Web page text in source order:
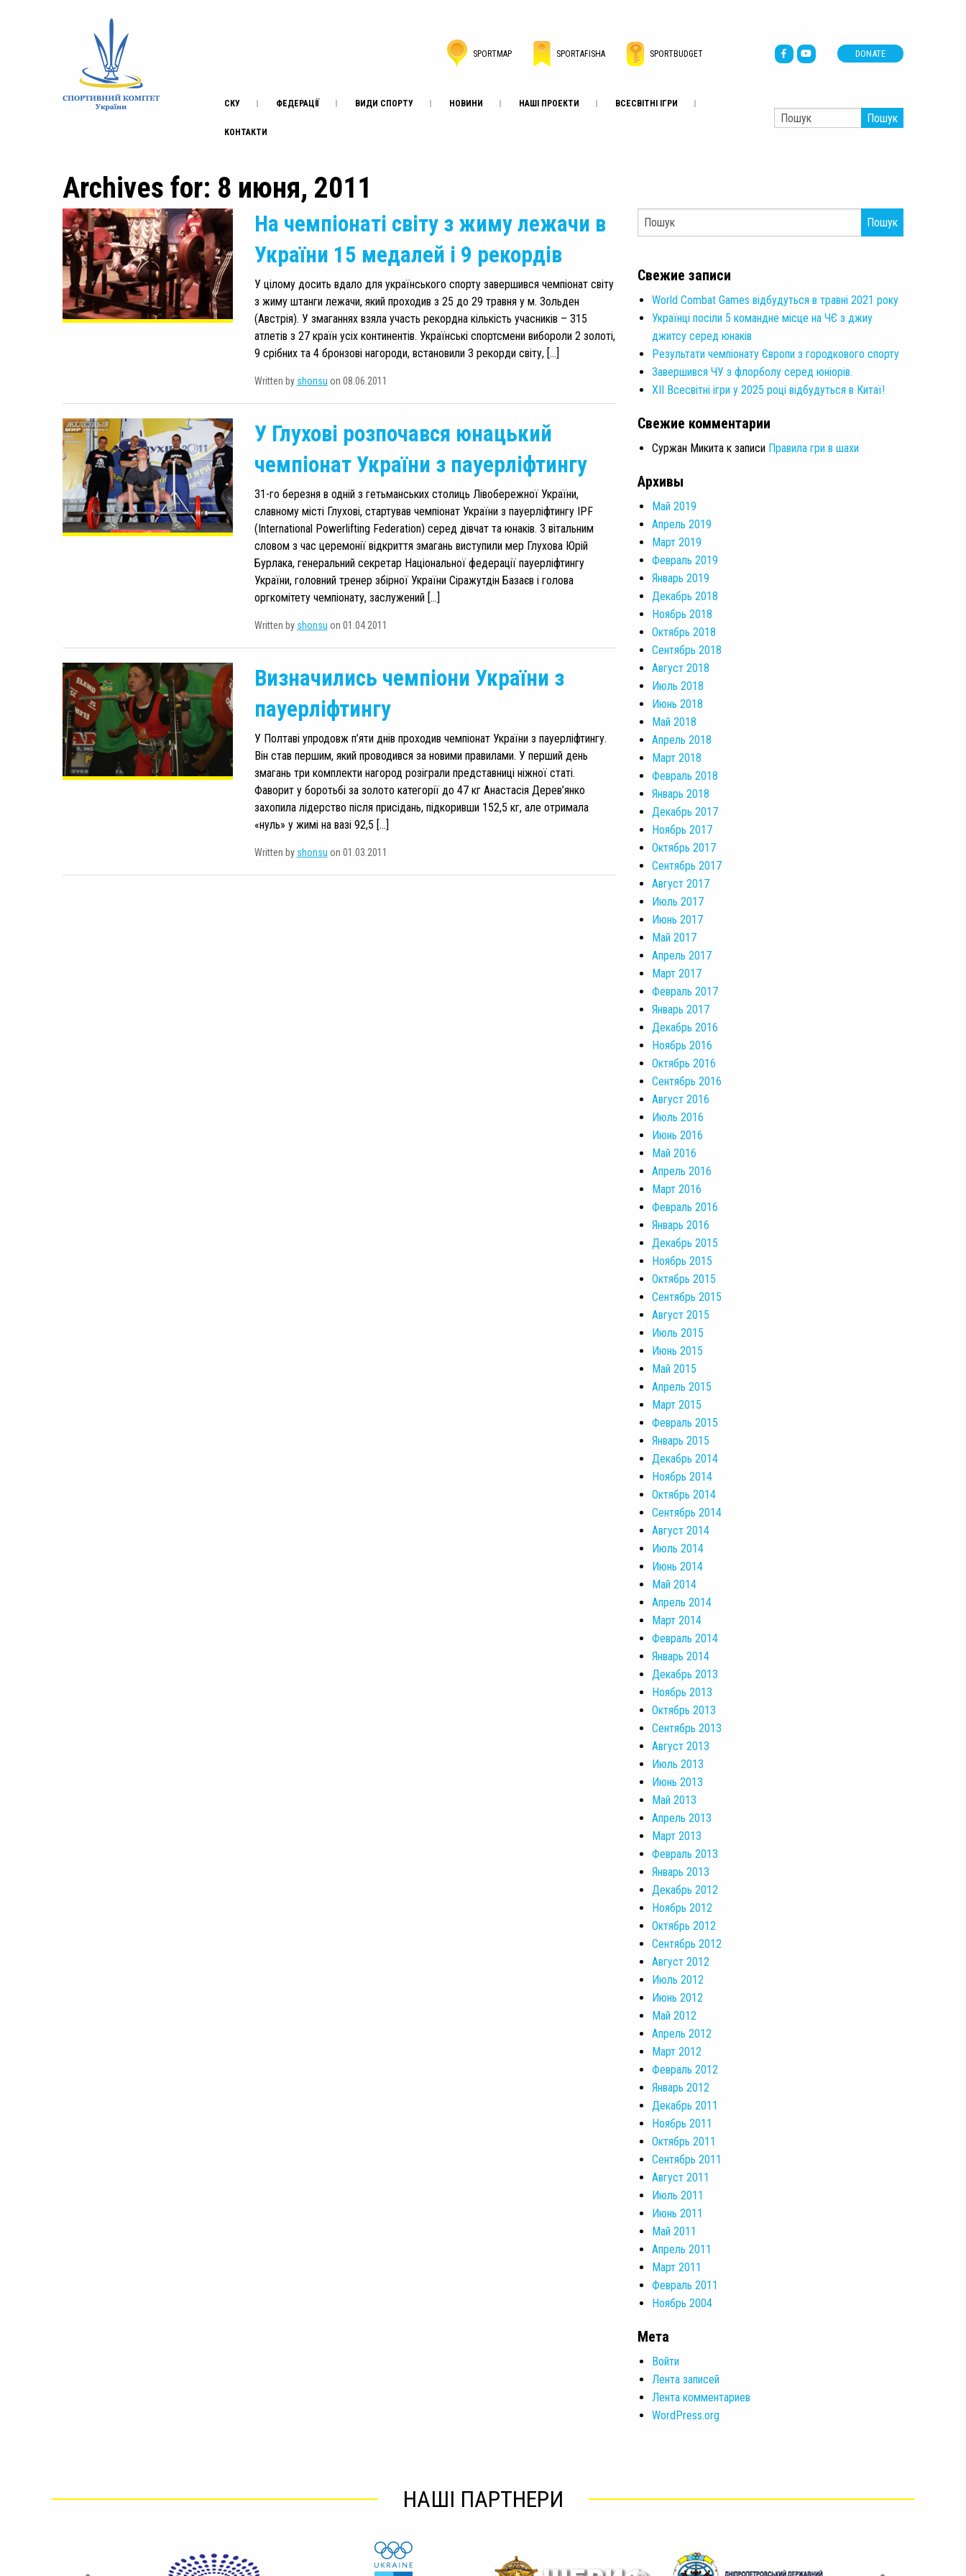
SPORTMAP SPORTAFISHA SPORTBUDGET DONATE
СКУ ФЕДЕРАЦІЇ ВИДИ СПОРТУ НОВИНИ НАШІ ПРОЕКТИ ВСЕСВІТНІ ІГРИ
КОНТАКТИ
Пошук
Archives for: 8 июня, 2011
На чемпіонаті світу з жиму лежачи в
України 15 медалей і 9 рекордів
У цілому досить вдало для українського спорту завершився чемпіонат світу
з жиму штанги лежачи, який проходив з 25 до 29 травня у м. Зольден
(Австрія). У змаганнях взяла участь рекордна кількість учасників – 315
атлетів з 27 країн усіх континентів. Українські спортсмени вибороли 2 золоті,
9 срібних та 4 бронзові нагороди, встановили 3 рекорди світу, […]
Written by shonsu on 08.06.2011
У Глухові розпочався юнацький
чемпіонат України з пауерліфтингу
31-го березня в одній з гетьманських столиць Лівобережної України,
славному місті Глухові, стартував чемпіонат України з пауерліфтингу IPF
(International Powerlifting Federation) серед дівчат та юнаків. З вітальним
словом з час церемонії відкриття змагань виступили мер Глухова Юрій
Бурлака, генеральний секретар Національної федерації пауерліфтингу
України, головний тренер збірної України Сіражутдін Базаєв і голова
оргкомітету чемпіонату, заслужений […]
Written by shonsu on 01.04.2011
Визначились чемпіони України з
пауерліфтингу
У Полтаві упродовж п’яти днів проходив чемпіонат України з пауерліфтингу.
Він став першим, який проводився за новими правилами. У перший день
змагань три комплекти нагород розіграли представниці ніжної статі.
Фаворит у боротьбі за золото категорії до 47 кг Анастасія Дерев’янко
захопила лідерство після присідань, підкоривши 152,5 кг, але отримала
«нуль» у жимі на вазі 92,5 […]
Written by shonsu on 01.03.2011
Пошук
Свежие записи
World Combat Games відбудуться в травні 2021 року
Українці посіли 5 командне місце на ЧЄ з джиу
джитсу серед юнаків
Результати чемпіонату Європи з городкового спорту
Завершився ЧУ з флорболу серед юніорів.
XII Всесвітні ігри у 2025 році відбудуться в Китаї!
Свежие комментарии
Суржан Микита к записи Правила гри в шахи
Архивы
Май 2019
Апрель 2019
Март 2019
Февраль 2019
Январь 2019
Декабрь 2018
Ноябрь 2018
Октябрь 2018
Сентябрь 2018
Август 2018
Июль 2018
Июнь 2018
Май 2018
Апрель 2018
Март 2018
Февраль 2018
Январь 2018
Декабрь 2017
Ноябрь 2017
Октябрь 2017
Сентябрь 2017
Август 2017
Июль 2017
Июнь 2017
Май 2017
Апрель 2017
Март 2017
Февраль 2017
Январь 2017
Декабрь 2016
Ноябрь 2016
Октябрь 2016
Сентябрь 2016
Август 2016
Июль 2016
Июнь 2016
Май 2016
Апрель 2016
Март 2016
Февраль 2016
Январь 2016
Декабрь 2015
Ноябрь 2015
Октябрь 2015
Сентябрь 2015
Август 2015
Июль 2015
Июнь 2015
Май 2015
Апрель 2015
Март 2015
Февраль 2015
Январь 2015
Декабрь 2014
Ноябрь 2014
Октябрь 2014
Сентябрь 2014
Август 2014
Июль 2014
Июнь 2014
Май 2014
Апрель 2014
Март 2014
Февраль 2014
Январь 2014
Декабрь 2013
Ноябрь 2013
Октябрь 2013
Сентябрь 2013
Август 2013
Июль 2013
Июнь 2013
Май 2013
Апрель 2013
Март 2013
Февраль 2013
Январь 2013
Декабрь 2012
Ноябрь 2012
Октябрь 2012
Сентябрь 2012
Август 2012
Июль 2012
Июнь 2012
Май 2012
Апрель 2012
Март 2012
Февраль 2012
Январь 2012
Декабрь 2011
Ноябрь 2011
Октябрь 2011
Сентябрь 2011
Август 2011
Июль 2011
Июнь 2011
Май 2011
Апрель 2011
Март 2011
Февраль 2011
Ноябрь 2004
Мета
Войти
Лента записей
Лента комментариев
WordPress.org
НАШІ ПАРТНЕРИ